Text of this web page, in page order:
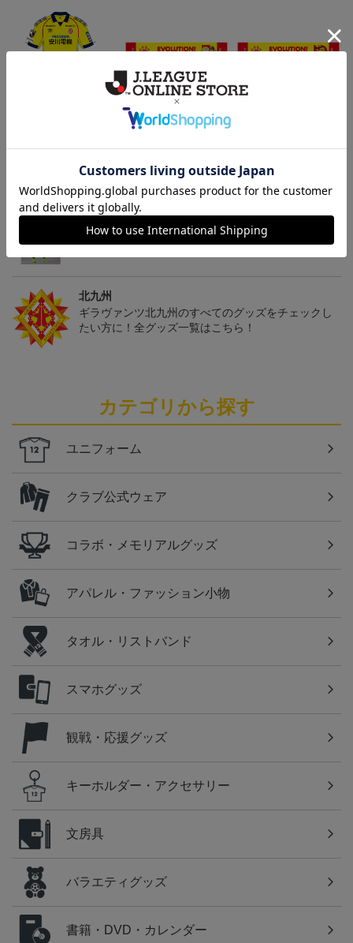
1st
ギラヴァンツ北九州 キ
マワリ タオルマフラー
2,500円
トピックス
北九州
ギラヴァンツ北九州のユニフォームを着て試合を応
援しよう！
北九州
ギラヴァンツ北九州のすべてのグッズをチェックし
たい方に！全グッズ一覧はこちら！
カテゴリから探す
ユニフォーム
クラブ公式ウェア
コラボ・メモリアルグッズ
アパレル・ファッション小物
タオル・リストバンド
スマホグッズ
観戦・応援グッズ
キーホルダー・アクセサリー
文房具
バラエティグッズ
書籍・DVD・カレンダー